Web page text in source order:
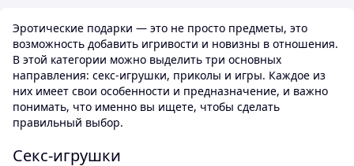
Эротические подарки — это не просто предметы, это
возможность добавить игривости и новизны в отношения.
В этой категории можно выделить три основных
направления: секс-игрушки, приколы и игры. Каждое из
них имеет свои особенности и предназначение, и важно
понимать, что именно вы ищете, чтобы сделать
правильный выбор.
Секс-игрушки